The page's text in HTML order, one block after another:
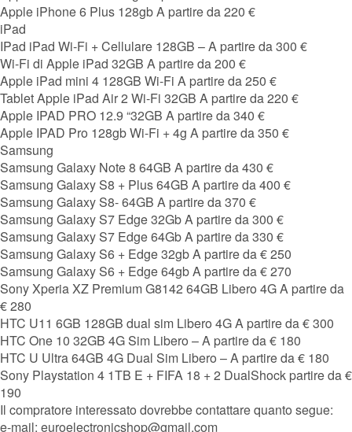
Apple iPhone 6 Plus 128gb A partire da 220 €
iPad
IPad iPad Wi-Fi + Cellulare 128GB – A partire da 300 €
Wi-Fi di Apple iPad 32GB A partire da 200 €
Apple iPad mini 4 128GB Wi-Fi A partire da 250 €
Tablet Apple iPad Air 2 Wi-Fi 32GB A partire da 220 €
Apple IPAD PRO 12.9 “32GB A partire da 340 €
Apple IPAD Pro 128gb Wi-Fi + 4g A partire da 350 €
Samsung
Samsung Galaxy Note 8 64GB A partire da 430 €
Samsung Galaxy S8 + Plus 64GB A partire da 400 €
Samsung Galaxy S8- 64GB A partire da 370 €
Samsung Galaxy S7 Edge 32Gb A partire da 300 €
Samsung Galaxy S7 Edge 64Gb A partire da 330 €
Samsung Galaxy S6 + Edge 32gb A partire da € 250
Samsung Galaxy S6 + Edge 64gb A partire da € 270
Sony Xperia XZ Premium G8142 64GB Libero 4G A partire da
€ 280
HTC U11 6GB 128GB dual sim Libero 4G A partire da € 300
HTC One 10 32GB 4G Sim Libero – A partire da € 180
HTC U Ultra 64GB 4G Dual Sim Libero – A partire da € 180
Sony Playstation 4 1TB E + FIFA 18 + 2 DualShock partire da €
190
Il compratore interessato dovrebbe contattare quanto segue:
e-mail: euroelectronicshop@gmail.com